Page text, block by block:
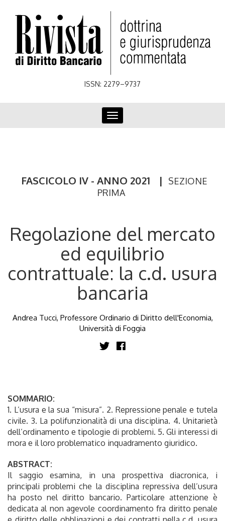
ISSN: 2279–9737
Toggle
navigation
FASCICOLO IV - ANNO 2021 |
SEZIONE
PRIMA
Regolazione del mercato
ed equilibrio
contrattuale: la c.d. usura
bancaria
Andrea Tucci, Professore Ordinario di Diritto dell'Economia,
Università di Foggia
SOMMARIO:
1. L’usura e la sua “misura”. 2. Repressione penale e tutela
civile. 3. La polifunzionalità di una disciplina. 4. Unitarietà
dell’ordinamento e tipologie di problemi. 5. Gli interessi di
mora e il loro problematico inquadramento giuridico.
ABSTRACT:
Il saggio esamina, in una prospettiva diacronica, i
principali problemi che la disciplina repressiva dell’usura
ha posto nel diritto bancario. Particolare attenzione è
dedicata al non agevole coordinamento fra diritto penale